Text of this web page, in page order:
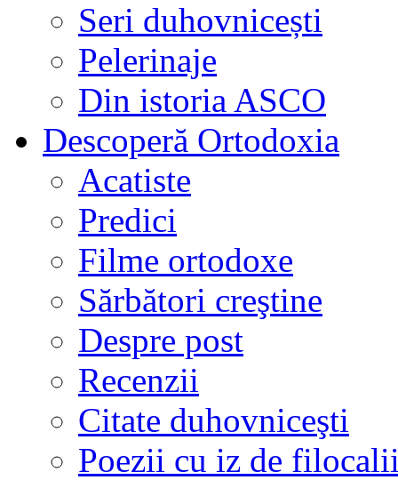
Seri duhovnicești
Pelerinaje
Din istoria ASCO
Descoperă Ortodoxia
Acatiste
Predici
Filme ortodoxe
Sărbători creştine
Despre post
Recenzii
Citate duhovniceşti
Poezii cu iz de